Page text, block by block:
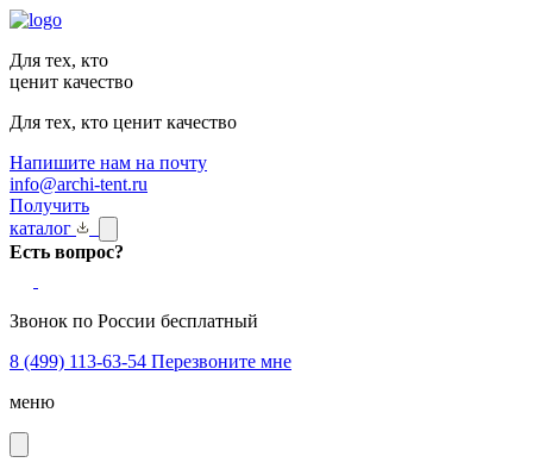
Для тех, кто
ценит качество
Для тех, кто ценит качество
Напишите нам на почту
info@archi-tent.ru
Получить
каталог
Есть вопрос?
Звонок по России бесплатный
8 (499) 113-63-54 Перезвоните мне
меню